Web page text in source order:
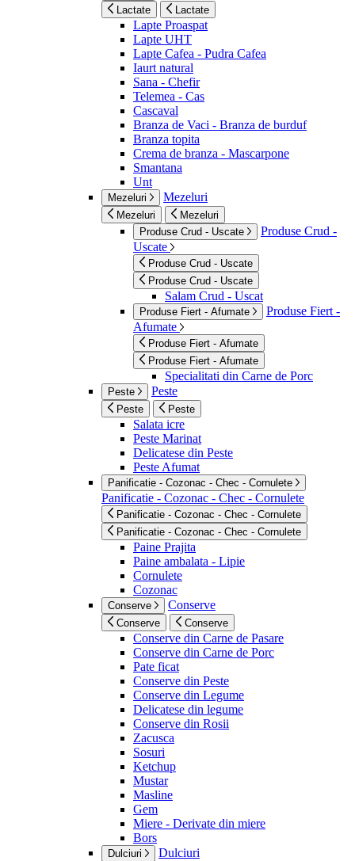
Lactate Lactate
Lapte Proaspat
Lapte UHT
Lapte Cafea - Pudra Cafea
Iaurt natural
Sana - Chefir
Telemea - Cas
Cascaval
Branza de Vaci - Branza de burduf
Branza topita
Crema de branza - Mascarpone
Smantana
Unt
Mezeluri Mezeluri
Mezeluri
Mezeluri
Produse Crud - Uscate
Produse Crud -
Uscate
Produse Crud - Uscate
Produse Crud - Uscate
Salam Crud - Uscat
Produse Fiert - Afumate
Produse Fiert -
Afumate
Produse Fiert - Afumate
Produse Fiert - Afumate
Specialitati din Carne de Porc
Peste Peste
Peste Peste
Salata icre
Peste Marinat
Delicatese din Peste
Peste Afumat
Panificatie - Cozonac - Chec - Cornulete
Panificatie - Cozonac - Chec - Cornulete
Panificatie - Cozonac - Chec - Cornulete
Panificatie - Cozonac - Chec - Cornulete
Paine Prajita
Paine ambalata - Lipie
Cornulete
Cozonac
Conserve Conserve
Conserve Conserve
Conserve din Carne de Pasare
Conserve din Carne de Porc
Pate ficat
Conserve din Peste
Conserve din Legume
Delicatese din legume
Conserve din Rosii
Zacusca
Sosuri
Ketchup
Mustar
Masline
Gem
Miere - Derivate din miere
Bors
Dulciuri Dulciuri